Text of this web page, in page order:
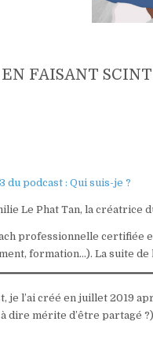
EN FAISANT
du podcast : Qui suis-je ?
Le Phat Tan, la créatrice
professionnelle certifiée
formation…). La suite de
je l’ai créé en juillet 2019
à dire mérite d’être partagé